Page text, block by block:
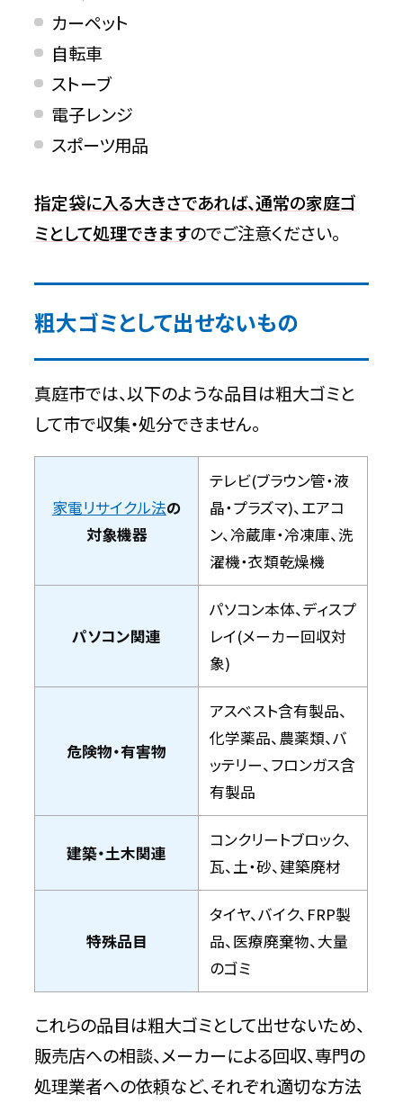
乾電池
布類
古紙類
蛍光管類
使用済み食用油
真庭市の粗大ゴミ処分なら不用品回収
相談所への依頼がおすすめ
カーペット
自転車
ストーブ
電子レンジ
スポーツ用品
指定袋に入る大きさであれば、通常の家庭ゴ
ミとして処理できますのでご注意ください。
粗大ゴミとして出せないもの
真庭市では、以下のような品目は粗大ゴミと
して市で収集・処分できません。
家電リサイクル法の
対象機器
テレビ(ブラウン管・液
晶・プラズマ)、エアコ
ン、冷蔵庫・冷凍庫、洗
濯機・衣類乾燥機
パソコン関連
パソコン本体、ディスプ
レイ(メーカー回収対
象)
危険物・有害物
アスベスト含有製品、
化学薬品、農薬類、バ
ッテリー、フロンガス含
有製品
建築・土木関連
コンクリートブロック、
瓦、土・砂、建築廃材
特殊品目
タイヤ、バイク、FRP製
品、医療廃棄物、大量
のゴミ
これらの品目は粗大ゴミとして出せないため、
販売店への相談、メーカーによる回収、専門の
処理業者への依頼など、それぞれ適切な方法